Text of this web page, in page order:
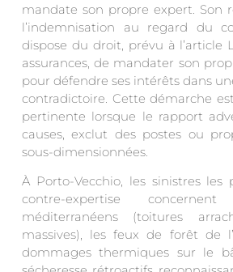
mandate son propre expert. Son
l’indemnisation au regard du
dispose du droit, prévu à l’article
assurances, de mandater son
pour défendre ses intérêts dans
contradictoire. Cette démarche
pertinente lorsque le rapport
causes, exclut des postes ou
sous-dimensionnées.
À Porto-Vecchio, les sinistres les
contre-expertise
méditerranéens (toitures
massives), les feux de forêt de
dommages thermiques sur le